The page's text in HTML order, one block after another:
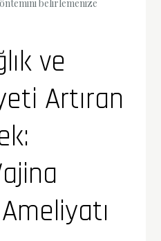
belirlemenize
ve
Artıran